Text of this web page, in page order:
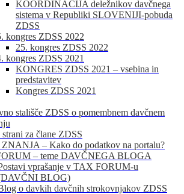
KOORDINACIJA deležnikov davčnega
sistema v Republiki SLOVENIJI-pobuda
ZDSS
kongres ZDSS 2022
25. kongres ZDSS 2022
kongres ZDSS 2021
KONGRES ZDSS 2021 – vsebina in
predstavitev
Kongres ZDSS 2021
stališče ZDSS o pomembnem davčnem
strani za člane ZDSS
– Kako do podatkov na portalu?
– teme DAVČNEGA BLOGA
vprašanje v TAX FORUM-u
BLOG)
o davkih davčnih strokovnjakov ZDSS